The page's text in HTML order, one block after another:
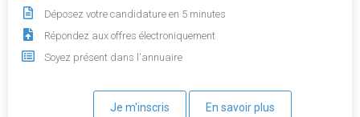
Déposez votre candidature en 5 minutes
Répondez aux offres électroniquement
Soyez présent dans l'annuaire
Je m'inscris En savoir plus